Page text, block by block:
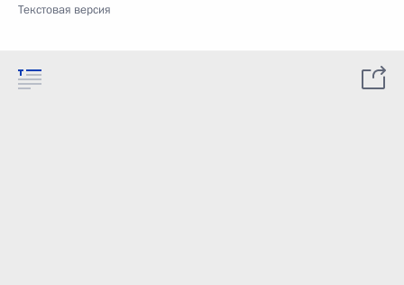
Текстовая версия